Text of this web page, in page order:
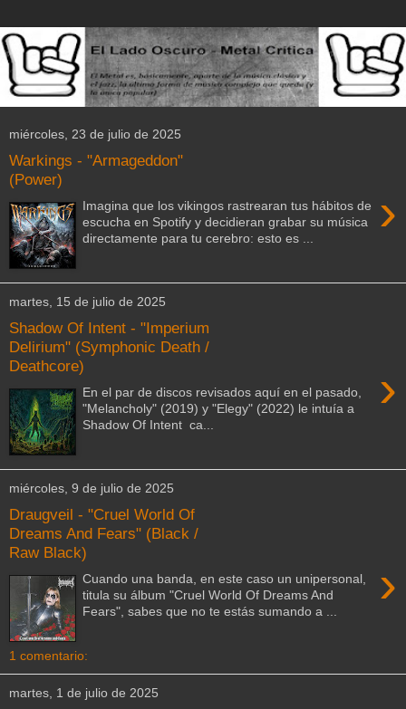
miércoles, 23 de julio de 2025
Warkings - "Armageddon"
(Power)
›
Imagina que los vikingos rastrearan tus hábitos de
escucha en Spotify y decidieran grabar su música
directamente para tu cerebro: esto es ...
martes, 15 de julio de 2025
Shadow Of Intent - "Imperium
Delirium" (Symphonic Death /
Deathcore)
›
En el par de discos revisados aquí en el pasado,
"Melancholy" (2019) y "Elegy" (2022) le intuía a
Shadow Of Intent ca...
miércoles, 9 de julio de 2025
Draugveil - "Cruel World Of
Dreams And Fears" (Black /
Raw Black)
›
Cuando una banda, en este caso un unipersonal,
titula su álbum "Cruel World Of Dreams And
Fears", sabes que no te estás sumando a ...
1 comentario:
martes, 1 de julio de 2025